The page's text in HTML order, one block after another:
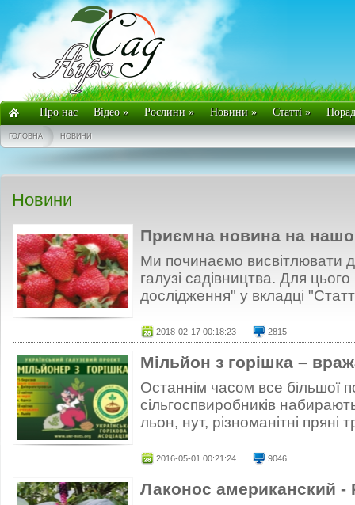
Про нас Відео» Рослини» Новини» Статті»
НОВИНИ
ГОЛОВНА
Новини
Приємна новина на
Ми починаємо висвітлювати
галузі садівництва. Для
дослідження" у вкладці
2018-02-17 00:18:23 2815
Мільйон з горішка –
Останнім часом все більшої
сільгоспвиробників
льон, нут, різноманітні пряні
2016-05-01 00:21:24 9046
Лаконос американский